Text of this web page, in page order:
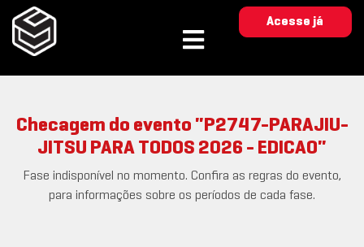
Acesse já
Checagem do evento "P2747-PARAJIU-
JITSU PARA TODOS 2026 - EDICAO"
Fase indisponível no momento. Confira as regras do evento,
para informações sobre os períodos de cada fase.